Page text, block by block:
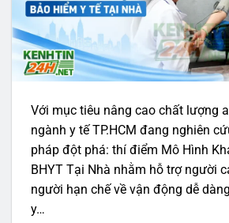
Với mục tiêu nâng cao chất lượng
ngành y tế TP.HCM đang nghiên
pháp đột phá: thí điểm Mô Hình
BHYT Tại Nhà nhằm hỗ trợ người
người hạn chế về vận động dễ
y…